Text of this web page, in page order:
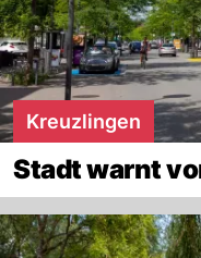
Kreuzlingen
Stadt warnt